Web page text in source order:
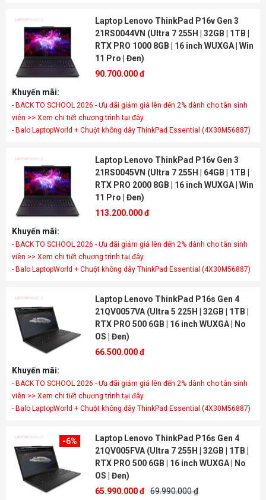
Laptop Lenovo ThinkPad P16v Gen 3
21RS0044VN (Ultra 7 255H | 32GB | 1TB |
RTX PRO 1000 8GB | 16 inch WUXGA | Win
11 Pro | Đen)
90.700.000 đ
Khuyến mãi:
- BACK TO SCHOOL 2026 - Ưu đãi giảm giá lên đến 2% dành cho tân sinh
viên >> Xem chi tiết chương trình tại đây.
- Balo LaptopWorld + Chuột không dây ThinkPad Essential (4X30M56887)
Laptop Lenovo ThinkPad P16v Gen 3
21RS0045VN (Ultra 7 255H | 64GB | 1TB |
RTX PRO 2000 8GB | 16 inch WUXGA | Win
11 Pro | Đen)
113.200.000 đ
Khuyến mãi:
- BACK TO SCHOOL 2026 - Ưu đãi giảm giá lên đến 2% dành cho tân sinh
viên >> Xem chi tiết chương trình tại đây.
- Balo LaptopWorld + Chuột không dây ThinkPad Essential (4X30M56887)
Laptop Lenovo ThinkPad P16s Gen 4
21QV0057VA (Ultra 5 225H | 32GB | 1TB |
RTX PRO 500 6GB | 16 inch WUXGA | No
OS | Đen)
66.500.000 đ
Khuyến mãi:
- BACK TO SCHOOL 2026 - Ưu đãi giảm giá lên đến 2% dành cho tân sinh
viên >> Xem chi tiết chương trình tại đây.
- Balo LaptopWorld + Chuột không dây ThinkPad Essential (4X30M56887)
-6%
Laptop Lenovo ThinkPad P16s Gen 4
21QV005FVA (Ultra 7 255H | 32GB | 1TB |
RTX PRO 500 6GB | 16 inch WUXGA | No
OS | Đen)
65.990.000 đ 69.990.000 ₫